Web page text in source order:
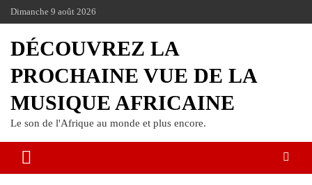
Dimanche 9 août 2026
DÉCOUVREZ LA
PROCHAINE VUE DE LA
MUSIQUE AFRICAINE
Le son de l'Afrique au monde et plus encore.